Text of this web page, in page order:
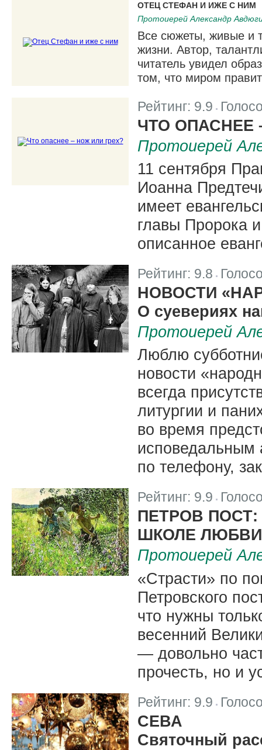
ОТЕЦ СТЕФАН И ИЖЕ С НИМ
Протоиерей Александр
Все сюжеты, живые и
жизни. Автор,
читатель увидел
том, что миром
Рейтинг: 9.9
ЧТО ОПАСНЕЕ
Протоиерей
11 сентября
Иоанна
имеет
главы Пророка
описанное
Рейтинг: 9.8
НОВОСТИ
О суевериях
Протоиерей
Люблю
новости
всегда
литургии и
во время
исповедальным
по телефону,
Рейтинг: 9.9
ПЕТРОВ
ШКОЛЕ ЛЮБВИ
Протоиерей
«Страсти» по
Петровского
что нужны
весенний
— довольно
прочесть, но и
Рейтинг: 9.9 |
СЕВА
Святочный